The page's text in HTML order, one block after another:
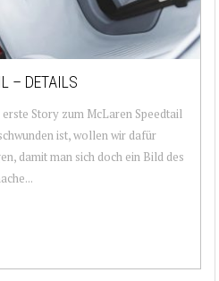
– DETAILS
Story zum McLaren Speedtail
ist, wollen wir dafür
damit man sich doch ein Bild des